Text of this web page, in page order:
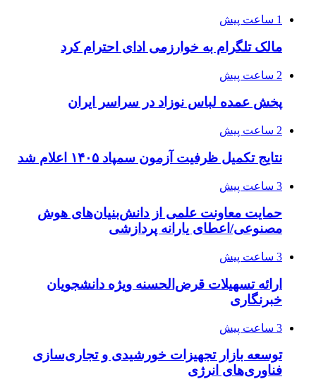
1 ساعت پیش
مالک تلگرام به خوارزمی ادای احترام کرد
2 ساعت پیش
پخش عمده لباس نوزاد در سراسر ایران
2 ساعت پیش
نتایج تکمیل ظرفیت آزمون سمپاد ۱۴۰۵ اعلام شد
3 ساعت پیش
حمایت معاونت علمی از دانش‌بنیان‌های هوش
مصنوعی/اعطای یارانه پردازشی
3 ساعت پیش
ارائه تسهیلات قرض‌الحسنه ویژه دانشجویان
خبرنگاری
3 ساعت پیش
توسعه بازار تجهیزات خورشیدی و تجاری‌سازی
فناوری‌های انرژی